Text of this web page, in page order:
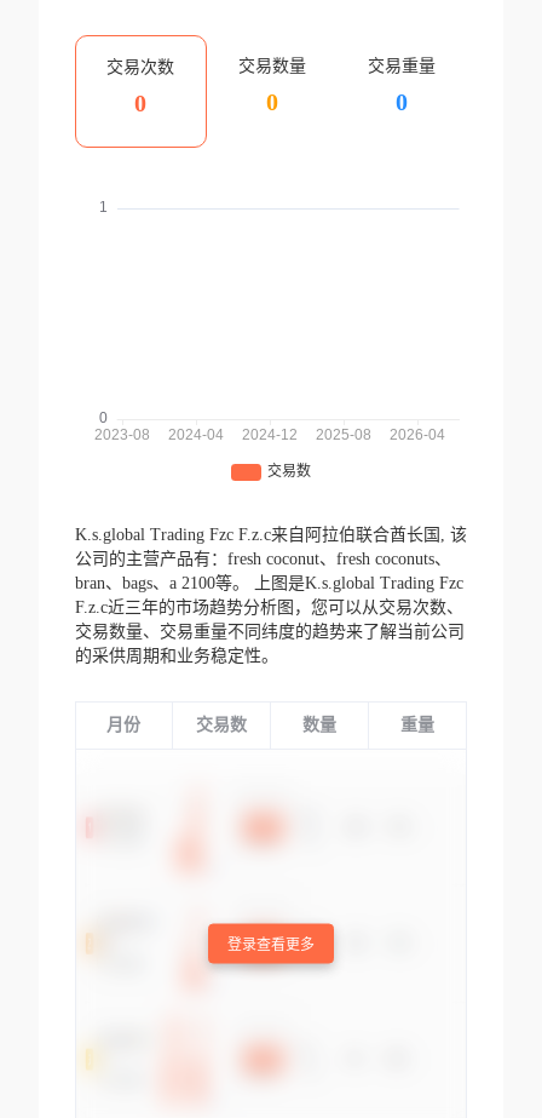
交易次数
0
交易数量
0
交易重量
0
K.s.global Trading Fzc F.z.c来自阿拉伯联合酋长国, 该
公司的主营产品有：fresh coconut、fresh coconuts、
bran、bags、a 2100等。
上图是K.s.global Trading Fzc
F.z.c近三年的市场趋势分析图，您可以从交易次数、
交易数量、交易重量不同纬度的趋势来了解当前公司
的采供周期和业务稳定性。
月份 交易数 数量 重量
登录查看更多